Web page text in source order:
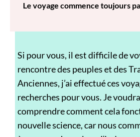
Le voyage commence toujours
Si pour vous, il est difficile de
rencontre des peuples et des
Anciennes, j’ai effectué ces
recherches pour vous. Je
comprendre comment cela
nouvelle science, car nous